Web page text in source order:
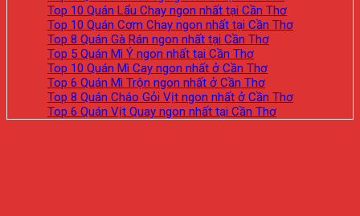
Top 10 Quán Lẩu Chay ngon nhất tại Cần Thơ
Top 10 Quán Cơm Chay ngon nhất tại Cần Thơ
Top 8 Quán Gà Rán ngon nhất tại Cần Thơ
Top 5 Quán Mì Ý ngon nhất tại Cần Thơ
Top 10 Quán Mì Cay ngon nhất ở Cần Thơ
Top 6 Quán Mì Trộn ngon nhất ở Cần Thơ
Top 8 Quán Cháo Gỏi Vịt ngon nhất ở Cần Thơ
Top 6 Quán Vịt Quay ngon nhất tại Cần Thơ